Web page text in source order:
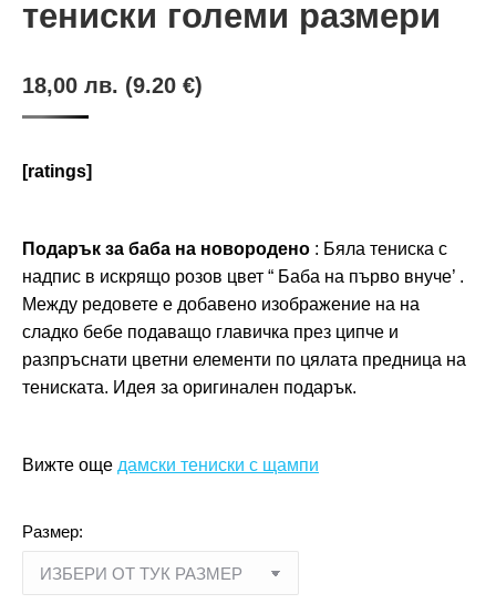
тениски големи размери
18,00 лв. (9.20 €)
[ratings]
Подарък за баба на новородено : Бяла тениска с
надпис в искрящо розов цвет “ Баба на първо внуче’ .
Между редовете е добавено изображение на на
сладко бебе подаващо главичка през ципче и
разпръснати цветни елементи по цялата предница на
тениската. Идея за оригинален подарък.
Вижте още дамски тениски с щампи
Размер: